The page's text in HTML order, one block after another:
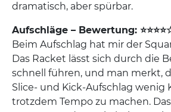
dramatisch, aber spürbar.
Aufschläge – Bewertung:
Beim Aufschlag hat mir der
Das Racket lässt sich durch die
schnell führen, und man merkt,
Slice- und Kick-Aufschlag wenig
trotzdem Tempo zu machen. Das